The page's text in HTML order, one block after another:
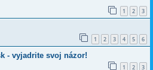
1 2 3
1 2 3 4 5 6
- vyjadrite svoj názor!
1 2 3